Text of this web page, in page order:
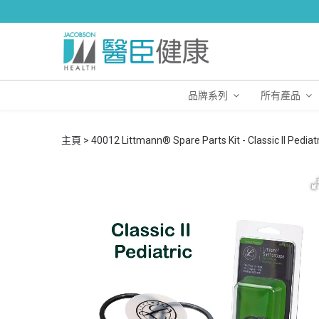
品牌系列 所有產品
主頁 40012 Littmann® Spare Parts Kit - Classic II